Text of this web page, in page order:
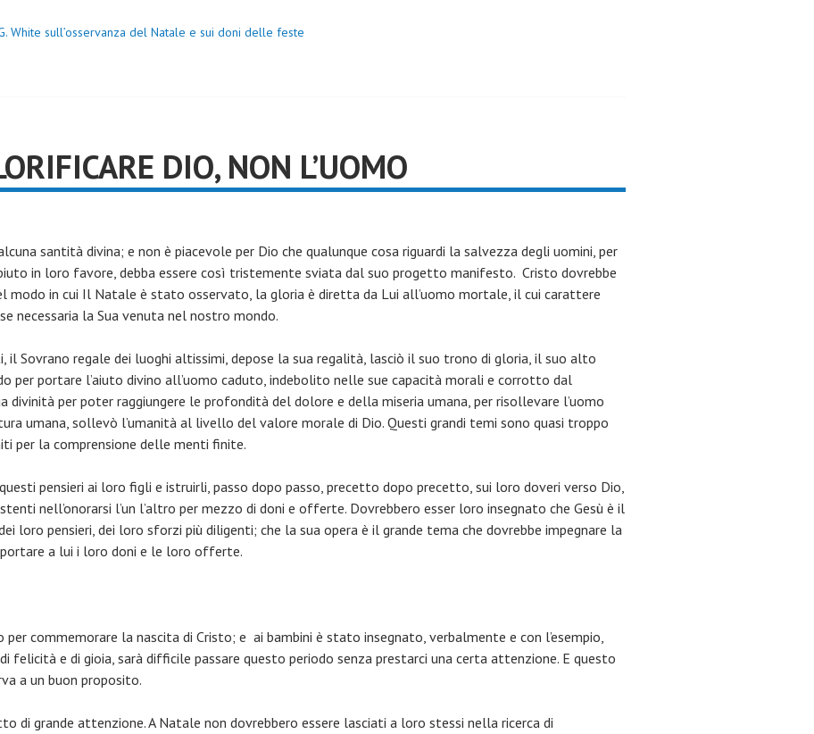
White sull’osservanza del Natale e sui doni delle feste
DIO, NON L’UOMO
santità divina; e non è piacevole per Dio che qualunque cosa riguardi la salvezza degli uomini, per
in loro favore, debba essere così tristemente sviata dal suo progetto manifesto. Cristo dovrebbe
modo in cui Il Natale è stato osservato, la gloria è diretta da Lui all’uomo mortale, il cui carattere
necessaria la Sua venuta nel nostro mondo.
il Sovrano regale dei luoghi altissimi, depose la sua regalità, lasciò il suo trono di gloria, il suo alto
per portare l’aiuto divino all’uomo caduto, indebolito nelle sue capacità morali e corrotto dal
divinità per poter raggiungere le profondità del dolore e della miseria umana, per risollevare l’uomo
umana, sollevò l’umanità al livello del valore morale di Dio. Questi grandi temi sono quasi troppo
per la comprensione delle menti finite.
pensieri ai loro figli e istruirli, passo dopo passo, precetto dopo precetto, sui loro doveri verso Dio,
nell’onorarsi l’un l’altro per mezzo di doni e offerte. Dovrebbero esser loro insegnato che Gesù è il
loro pensieri, dei loro sforzi più diligenti; che la sua opera è il grande tema che dovrebbe impegnare la
a lui i loro doni e le loro offerte.
per commemorare la nascita di Cristo; e ai bambini è stato insegnato, verbalmente e con l’esempio,
felicità e di gioia, sarà difficile passare questo periodo senza prestarci una certa attenzione. E questo
a un buon proposito.
di grande attenzione. A Natale non dovrebbero essere lasciati a loro stessi nella ricerca di